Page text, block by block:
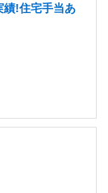
績!住宅手当あ